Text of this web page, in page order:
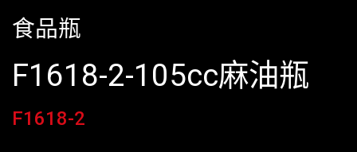
食品瓶
F1618-2-105cc麻油瓶
F1618-2